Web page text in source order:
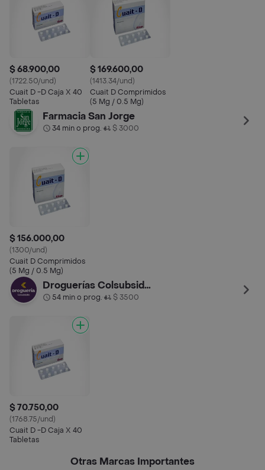
$ 68.900,00
(1722.50/und)
Cuait D -D Caja X 40
Tabletas
$ 169.600,00
(1413.34/und)
Cuait D Comprimidos
(5 Mg / 0.5 Mg)
Farmacia San Jorge
34 min o prog.• $ 3000
$ 156.000,00
(1300/und)
Cuait D Comprimidos
(5 Mg / 0.5 Mg)
Droguerías Colsubsidio
54 min o prog.• $ 3500
$ 70.750,00
(1768.75/und)
Cuait D -D Caja X 40
Tabletas
Otras Marcas Importantes